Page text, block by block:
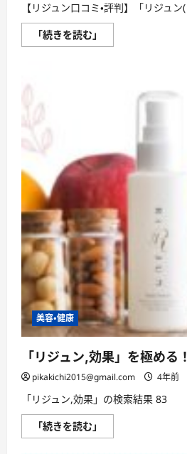
【リジュン口コミ・評判】「リジュン(
「続きを読む」
ジ
う
口
偽
に
つ
い
て
さ
ら
に
読
む
美容・健康
「リジュン,効果」を極める！
pikakichi2015@gmail.com 4年前
「リジュン,効果」の検索結果 83
「続きを読む」
ジ